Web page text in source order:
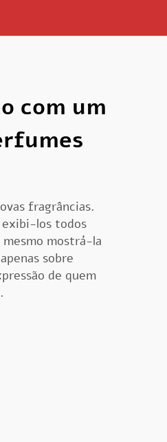
com um
fragrâncias.
exibi-los todos
mostrá-la
sobre
de quem